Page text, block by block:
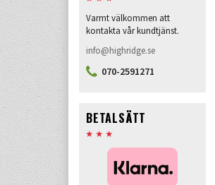
Varmt välkommen att
kontakta vår kundtjänst.
info@highridge.se
070-2591271
BETALSÄTT